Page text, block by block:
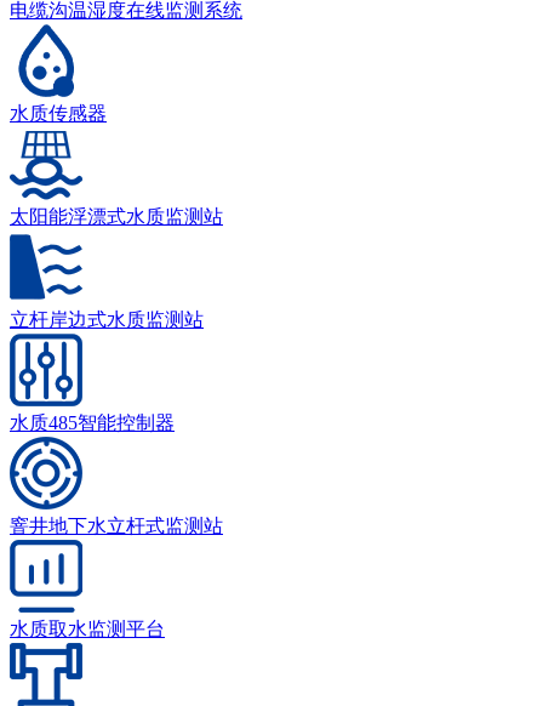
电缆沟温湿度在线监测系统
水质传感器
太阳能浮漂式水质监测站
立杆岸边式水质监测站
水质485智能控制器
窨井地下水立杆式监测站
水质取水监测平台